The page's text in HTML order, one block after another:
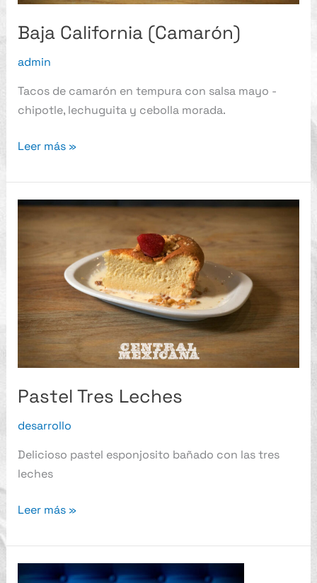
Baja California (Camarón)
admin
Tacos de camarón en tempura con salsa mayo -
chipotle, lechuguita y cebolla morada.
Leer más »
Pastel Tres Leches
desarrollo
Delicioso pastel esponjosito bañado con las tres
leches
Pastel
Leches
Leer más »
Pastel